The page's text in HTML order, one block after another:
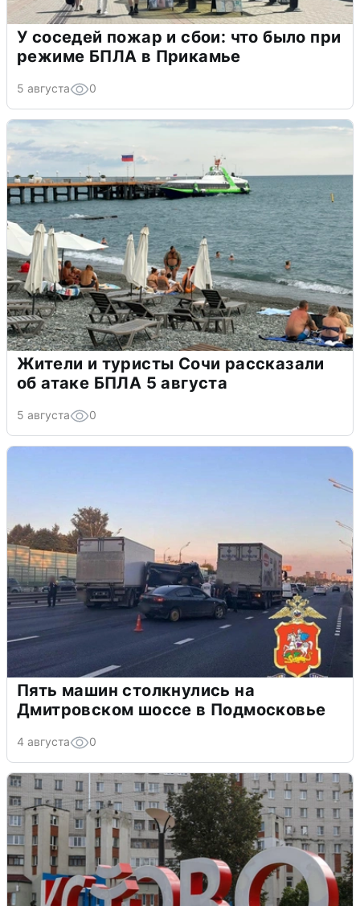
У соседей пожар и сбои: что было при
режиме БПЛА в Прикамье
5 августа 0
Жители и туристы Сочи рассказали
об атаке БПЛА 5 августа
5 августа 0
Пять машин столкнулись на
Дмитровском шоссе в Подмосковье
4 августа 0